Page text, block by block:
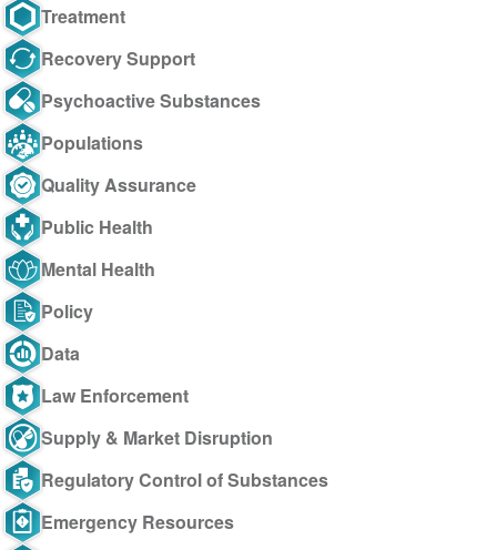
Treatment
Recovery Support
Psychoactive Substances
Populations
Quality Assurance
Public Health
Mental Health
Policy
Data
Law Enforcement
Supply & Market Disruption
Regulatory Control of Substances
Emergency Resources